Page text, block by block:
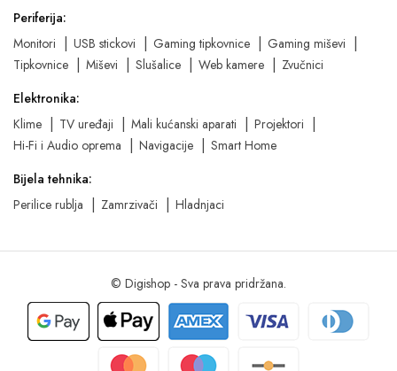
Periferija:
Monitori
USB stickovi Gaming tipkovnice
Gaming miševi
Tipkovnice
Miševi Slušalice Web kamere
Zvučnici
Elektronika:
Klime
TV uređaji Mali kućanski aparati
Projektori
Hi-Fi i Audio oprema
Navigacije
Smart Home
Bijela tehnika:
Perilice rublja
Zamrzivači Hladnjaci
© Digishop - Sva prava pridržana.